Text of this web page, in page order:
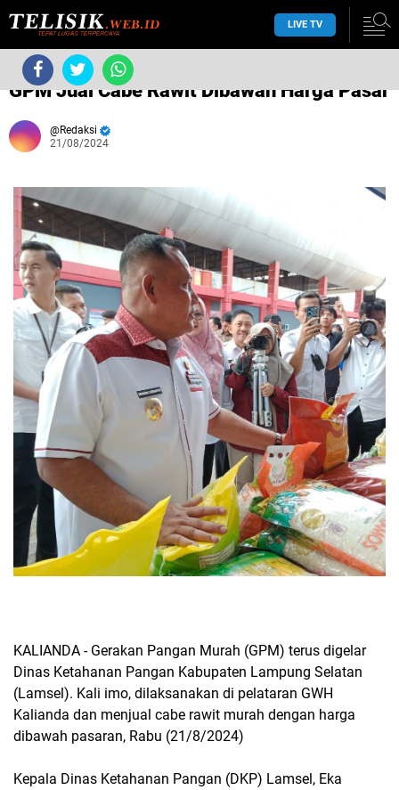
LIVE TV
›Tanpa label ›
GPM Jual Cabe Rawit Dibawah Harga Pasar
Redaksi
21/08/2024
KALIANDA - Gerakan Pangan Murah (GPM) terus digelar
Dinas Ketahanan Pangan Kabupaten Lampung Selatan
(Lamsel). Kali imo, dilaksanakan di pelataran GWH
Kalianda dan menjual cabe rawit murah dengan harga
dibawah pasaran, Rabu (21/8/2024)
Kepala Dinas Ketahanan Pangan (DKP) Lamsel, Eka